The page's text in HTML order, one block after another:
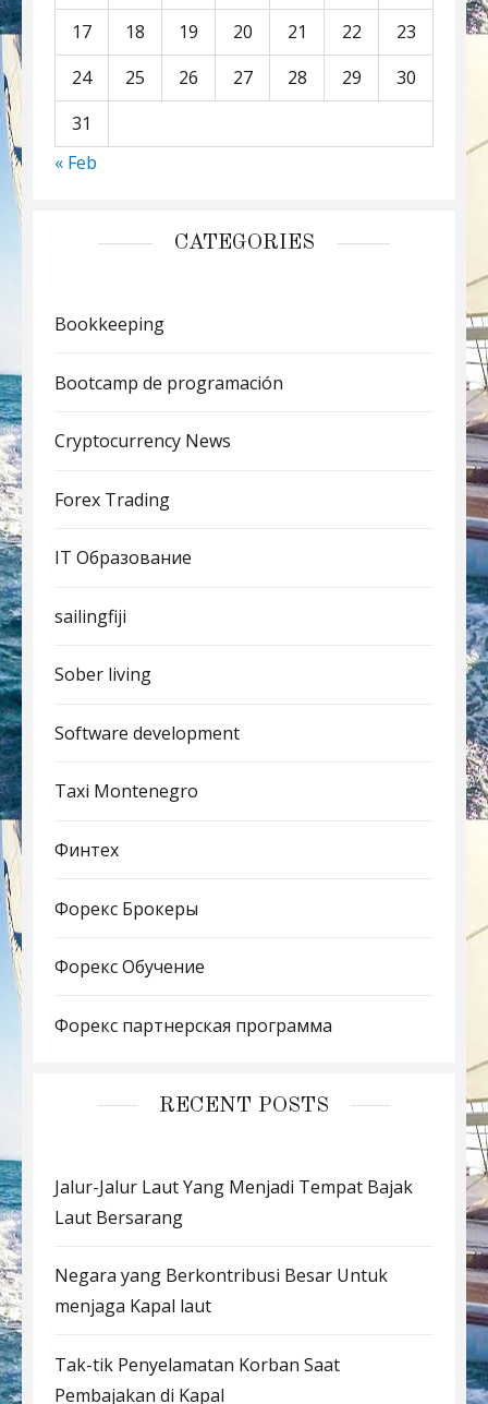
17
18 19 20 21 22
23
24
25 26 27 28 29
30
31
« Feb
CATEGORIES
Bookkeeping
Bootcamp de programación
Cryptocurrency News
Forex Trading
IT Образование
sailingfiji
Sober living
Software development
Taxi Montenegro
Финтех
Форекс Брокеры
Форекс Обучение
Форекс партнерская программа
RECENT POSTS
Jalur-Jalur Laut Yang Menjadi Tempat Bajak
Laut Bersarang
Negara yang Berkontribusi Besar Untuk
menjaga Kapal laut
Tak-tik Penyelamatan Korban Saat
Pembajakan di Kapal